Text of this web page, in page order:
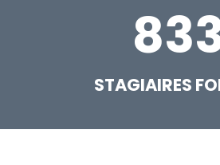
STAGIAIRES